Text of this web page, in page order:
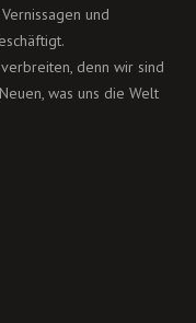
und
denn wir sind
was uns die Welt